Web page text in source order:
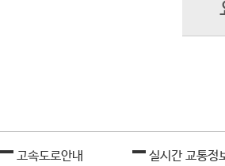
고속도로안내 실시간 교통정